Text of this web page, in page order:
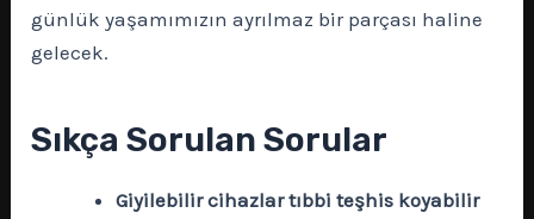
günlük yaşamımızın ayrılmaz bir parçası haline
gelecek.
Sıkça Sorulan Sorular
Giyilebilir cihazlar tıbbi teşhis koyabilir